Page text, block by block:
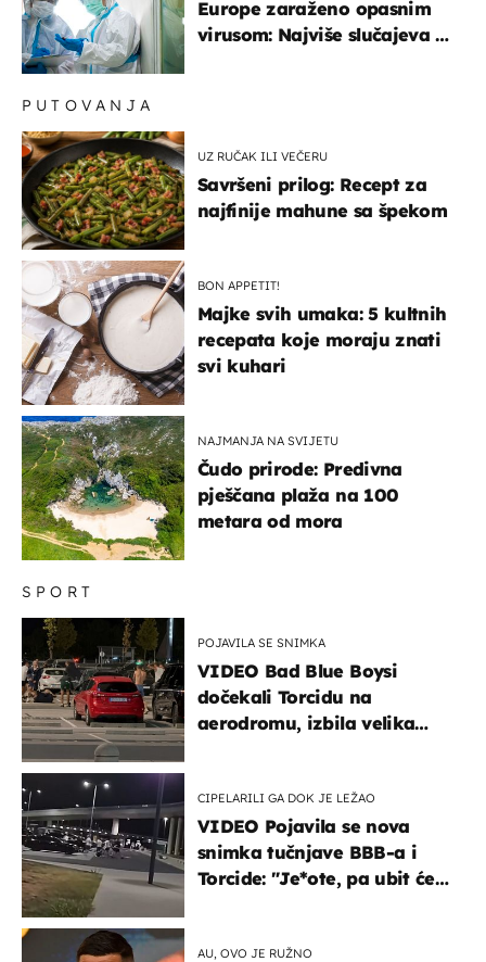
Europe zaraženo opasnim
virusom: Najviše slučajeva u
SPORT
POJAVILA SE SNIMKA
VIDEO Bad Blue Boysi
dočekali Torcidu na
aerodromu, izbila velika
CIPELARILI GA DOK JE LEŽAO
VIDEO Pojavila se nova
snimka tučnjave BBB-a i
Torcide: "Je*ote, pa ubit će
AU, OVO JE RUŽNO
PUTOVANJA
UZ RUČAK ILI VEČERU
Savršeni prilog: Recept za
najfinije mahune sa špekom
BON APPETIT!
Majke svih umaka: 5 kultnih
recepata koje moraju znati
svi kuhari
NAJMANJA NA SVIJETU
Čudo prirode: Predivna
pješčana plaža na 100
metara od mora